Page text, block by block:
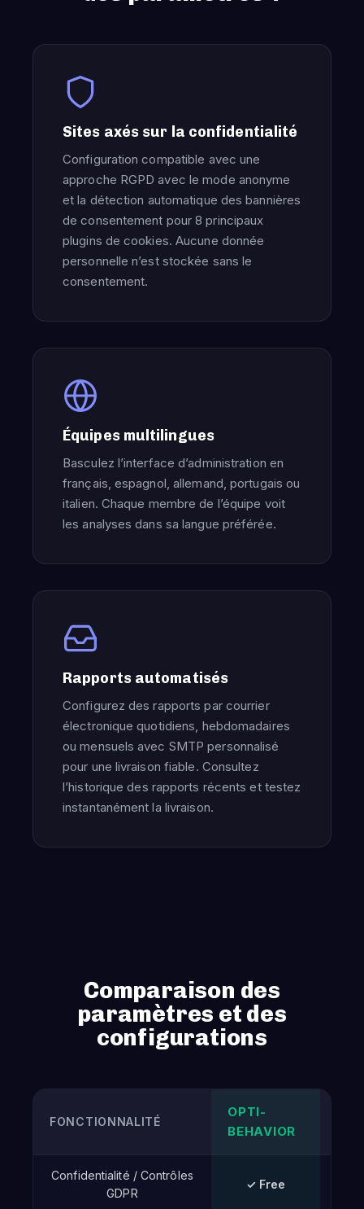
Sites axés sur la confidentialité
Configuration compatible avec une
approche RGPD avec le mode anonyme
et la détection automatique des bannières
de consentement pour 8 principaux
plugins de cookies. Aucune donnée
personnelle n’est stockée sans le
consentement.
Équipes multilingues
Basculez l’interface d’administration en
français, espagnol, allemand, portugais ou
italien. Chaque membre de l’équipe voit
les analyses dans sa langue préférée.
Rapports automatisés
Configurez des rapports par courrier
électronique quotidiens, hebdomadaires
ou mensuels avec SMTP personnalisé
pour une livraison fiable. Consultez
l’historique des rapports récents et testez
instantanément la livraison.
Comparaison des
paramètres et des
configurations
FONCTIONNALITÉ
OPTI-
BEHAVIOR
Confidentialité / Contrôles
GDPR
✓ Free